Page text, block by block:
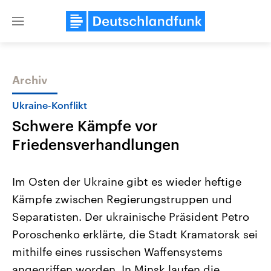
Close
Themen
Landtagswahl Sachsen-Anhalt
2026
Alle Informationen
Sachsen-Anhalt wählt am 6.
September 2026 einen neuen
Landtag. Seit 2021 wird das
Bundesland von einer Koalition aus
USA
Aktuelle Beiträge,
Hintergründe
Wirtschaftlich und
gehören die Vereinigten
den mächtigsten Ländern
mit großem Einfluss auf
Archiv
Ukraine-Konflikt
Schwere Kämpfe vor
Friedensverhandlungen
Im Osten der Ukraine gibt es wieder heftige
Kämpfe zwischen Regierungstruppen und
Separatisten. Der ukrainische Präsident Petro
Poroschenko erklärte, die Stadt Kramatorsk sei
mithilfe eines russischen Waffensystems